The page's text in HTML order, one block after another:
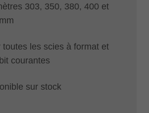
303, 350, 380, 400 et
toutes les scies à format et
courantes
sur stock